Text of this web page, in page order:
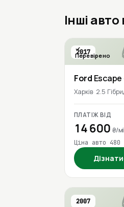
Інші
2017
Перевірено
1 власник
Ford Escape
Харків 2.5
ПЛАТІЖ ВІД
14 600 ₴/
Ціна авто 480
2007